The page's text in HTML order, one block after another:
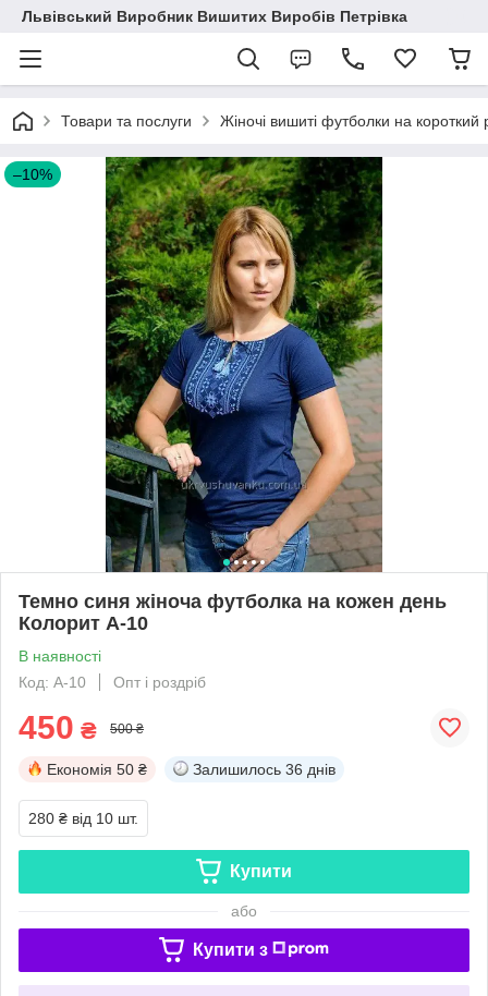
Львівський Виробник Вишитих Виробів Петрівка
Товари та послуги Жіночі вишиті футболки на короткий
–10%
Темно синя жіноча футболка на кожен день
Колорит А-10
В наявності
Код: А-10
Опт і роздріб
450 ₴ 500 ₴
Економія 50 ₴ Залишилось 36 днів
280 ₴ від 10 шт.
Купити
або
Купити з